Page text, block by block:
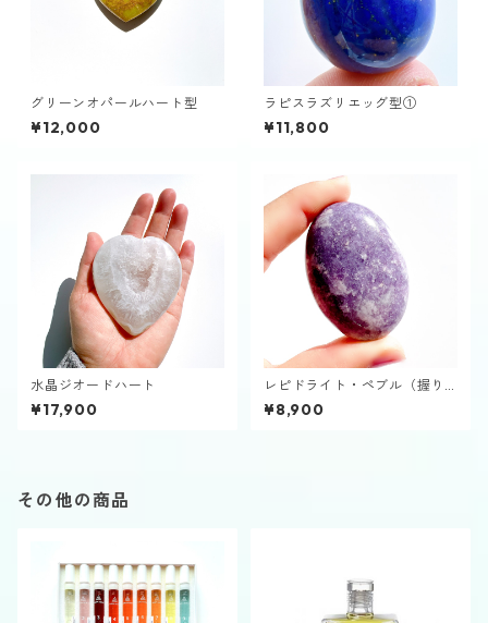
グリーンオパールハート型
¥12,000
ラピスラズリエッグ型①
¥11,800
水晶ジオードハート
¥17,900
レピドライト・ペブル（握り
石）
¥8,900
その他の商品